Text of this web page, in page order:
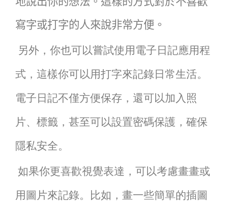
寫字或打字的人來說非常方便。
另外，你也可以嘗試使用電子日記應用程
式，這樣你可以用打字來記錄日常生活。
電子日記不僅方便保存，還可以加入照
片、標籤，甚至可以設置密碼保護，確保
隱私安全。
如果你更喜歡視覺表達，可以考慮畫畫或
用圖片來記錄。比如，畫一些簡單的插圖